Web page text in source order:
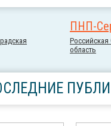
ПНП-
Российcкая
область